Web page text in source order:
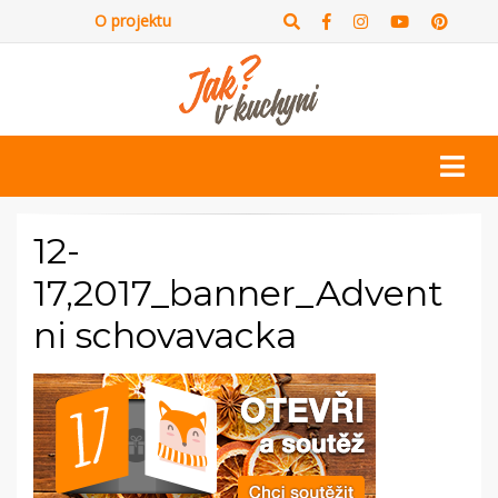
O projektu
12-
17,2017_banner_Advent
ni schovavacka